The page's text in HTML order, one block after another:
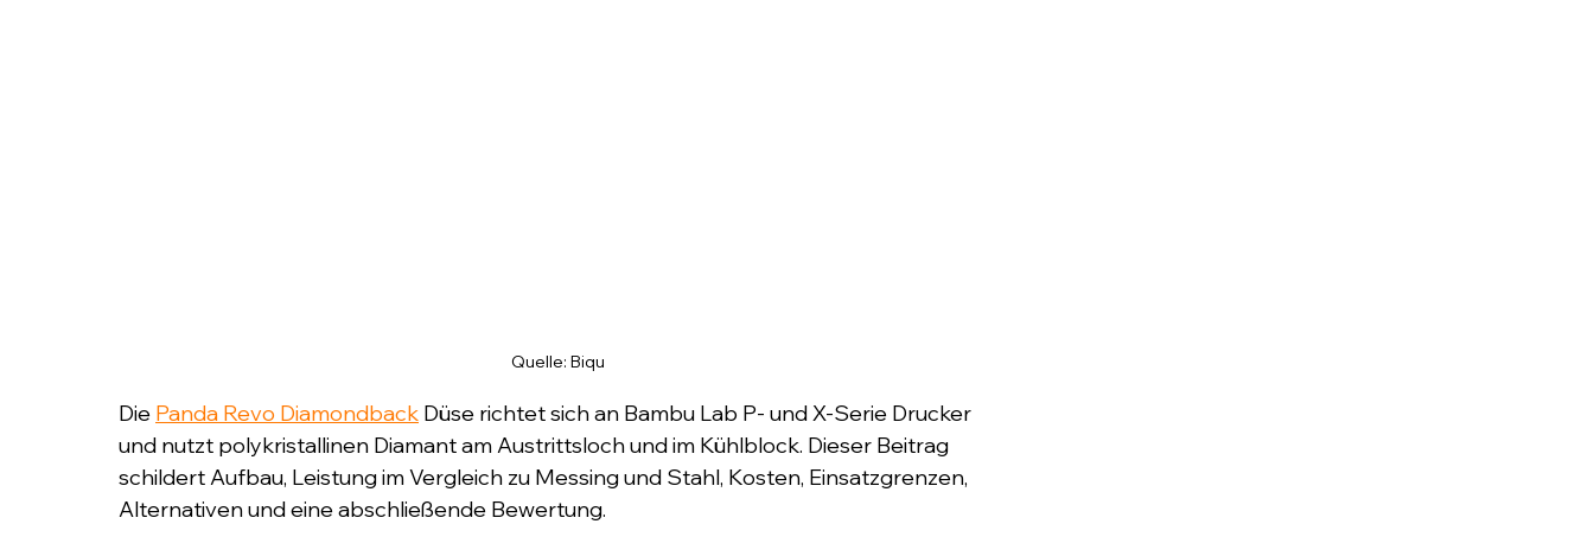
Quelle: Biqu
Die Panda Revo Diamondback Düse richtet sich an Bambu Lab P- und X-Serie Drucker
und nutzt polykristallinen Diamant am Austrittsloch und im Kühlblock. Dieser Beitrag
schildert Aufbau, Leistung im Vergleich zu Messing und Stahl, Kosten, Einsatzgrenzen,
Alternativen und eine abschließende Bewertung.